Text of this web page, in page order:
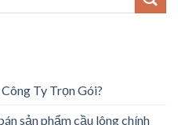
Ty Trọn Gói?
sản phẩm cầu lông chính